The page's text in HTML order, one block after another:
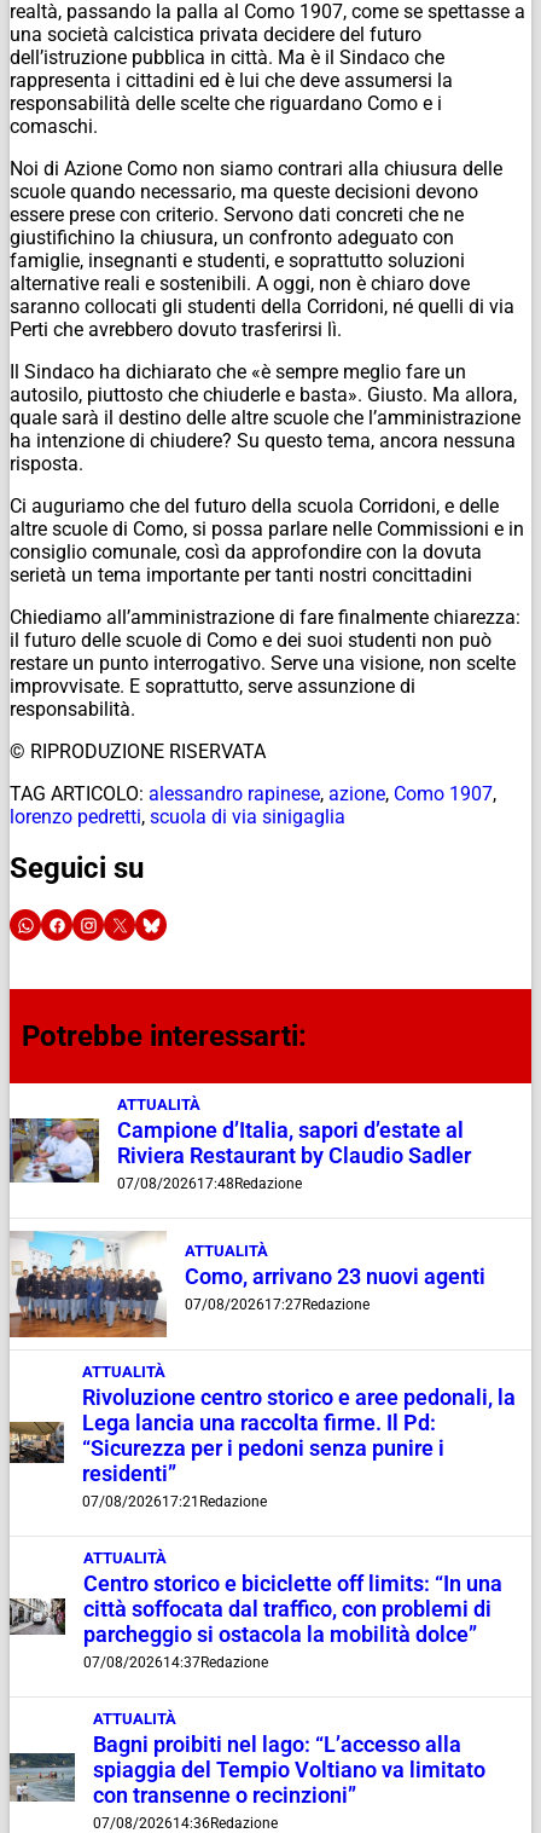
realtà, passando la palla al Como 1907, come se spettasse a
una società calcistica privata decidere del futuro
dell’istruzione pubblica in città. Ma è il Sindaco che
rappresenta i cittadini ed è lui che deve assumersi la
responsabilità delle scelte che riguardano Como e i
comaschi.
Noi di Azione Como non siamo contrari alla chiusura delle
scuole quando necessario, ma queste decisioni devono
essere prese con criterio. Servono dati concreti che ne
giustifichino la chiusura, un confronto adeguato con
famiglie, insegnanti e studenti, e soprattutto soluzioni
alternative reali e sostenibili. A oggi, non è chiaro dove
saranno collocati gli studenti della Corridoni, né quelli di via
Perti che avrebbero dovuto trasferirsi lì.
Il Sindaco ha dichiarato che «è sempre meglio fare un
autosilo, piuttosto che chiuderle e basta». Giusto. Ma allora,
quale sarà il destino delle altre scuole che l’amministrazione
ha intenzione di chiudere? Su questo tema, ancora nessuna
risposta.
Ci auguriamo che del futuro della scuola Corridoni, e delle
altre scuole di Como, si possa parlare nelle Commissioni e in
consiglio comunale, così da approfondire con la dovuta
serietà un tema importante per tanti nostri concittadini
Chiediamo all’amministrazione di fare finalmente chiarezza:
il futuro delle scuole di Como e dei suoi studenti non può
restare un punto interrogativo. Serve una visione, non scelte
improvvisate. E soprattutto, serve assunzione di
responsabilità.
© RIPRODUZIONE RISERVATA
TAG ARTICOLO: alessandro rapinese, azione, Como 1907,
lorenzo pedretti, scuola di via sinigaglia
Seguici su
Potrebbe interessarti:
ATTUALITÀ
Campione d’Italia, sapori d’estate al
Riviera Restaurant by Claudio Sadler
07/08/202617:48 Redazione
ATTUALITÀ
Como, arrivano 23 nuovi agenti
07/08/202617:27Redazione
ATTUALITÀ
Rivoluzione centro storico e aree pedonali, la
Lega lancia una raccolta firme. Il Pd:
“Sicurezza per i pedoni senza punire i
residenti”
07/08/202617:21 Redazione
ATTUALITÀ
Centro storico e biciclette off limits: “In una
città soffocata dal traffico, con problemi di
parcheggio si ostacola la mobilità dolce”
07/08/202614:37Redazione
ATTUALITÀ
Bagni proibiti nel lago: “L’accesso alla
spiaggia del Tempio Voltiano va limitato
con transenne o recinzioni”
07/08/202614:36Redazione